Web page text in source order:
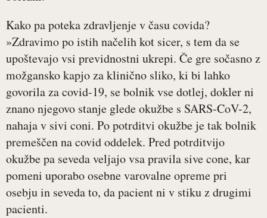
Kako pa poteka zdravljenje v času covida?
»Zdravimo po istih načelih kot sicer, s tem da se
upoštevajo vsi previdnostni ukrepi. Če gre sočasno z
možgansko kapjo za klinično sliko, ki bi lahko
govorila za covid-19, se bolnik vse dotlej, dokler ni
znano njegovo stanje glede okužbe s SARS-CoV-2,
nahaja v sivi coni. Po potrditvi okužbe je tak bolnik
premeščen na covid oddelek. Pred potrditvijo
okužbe pa seveda veljajo vsa pravila sive cone, kar
pomeni uporabo osebne varovalne opreme pri
osebju in seveda to, da pacient ni v stiku z drugimi
pacienti.